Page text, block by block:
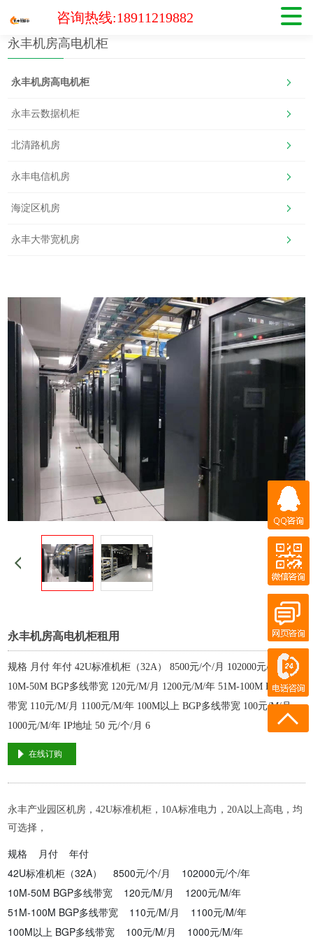
咨询热线:18911219882
产品中心> 永丰机房高电机柜
永丰机房高电机柜
永丰机房高电机柜
永丰云数据机柜
北清路机房
永丰电信机房
海淀区机房
永丰大带宽机房
永丰机房高电机柜租用
规格 月付 年付 42U标准机柜（32A） 8500元/个/月 102000元/个/年
10M-50M BGP多线带宽 120元/M/月 1200元/M/年 51M-100M BGP多线
带宽 110元/M/月 1100元/M/年 100M以上 BGP多线带宽 100元/M/月
1000元/M/年 IP地址 50 元/个/月 6
在线订购
永丰产业园区机房，42U标准机柜，10A标准电力，20A以上高电，均
可选择，
规格 月付 年付
42U标准机柜（32A） 8500元/个/月 102000元/个/年
10M-50M BGP多线带宽 120元/M/月 1200元/M/年
51M-100M BGP多线带宽 110元/M/月 1100元/M/年
100M以上 BGP多线带宽 100元/M/月 1000元/M/年
电话咨询
18911219882